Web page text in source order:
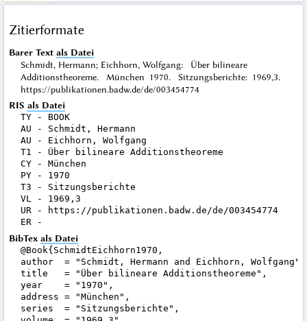
Zitierformate
Barer Text als Datei
Schmidt, Hermann; Eichhorn, Wolfgang: Über bilineare
Additionstheoreme. München 1970. Sitzungsberichte: 1969,3.
https://publikationen.badw.de/de/003454774
RIS als Datei
TY - BOOK
AU - Schmidt, Hermann
AU - Eichhorn, Wolfgang
T1 - Über bilineare Additionstheoreme
CY - München
PY - 1970
T3 - Sitzungsberichte
VL - 1969,3
UR - https://publikationen.badw.de/de/003454774
BibTex als Datei
@Book{SchmidtEichhorn1970,
author  = "Schmidt, Hermann and Eichhorn, Wolfgang",
title   = "Über bilineare Additionstheoreme",
year    = "1970",
address = "München",
series  = "Sitzungsberichte",